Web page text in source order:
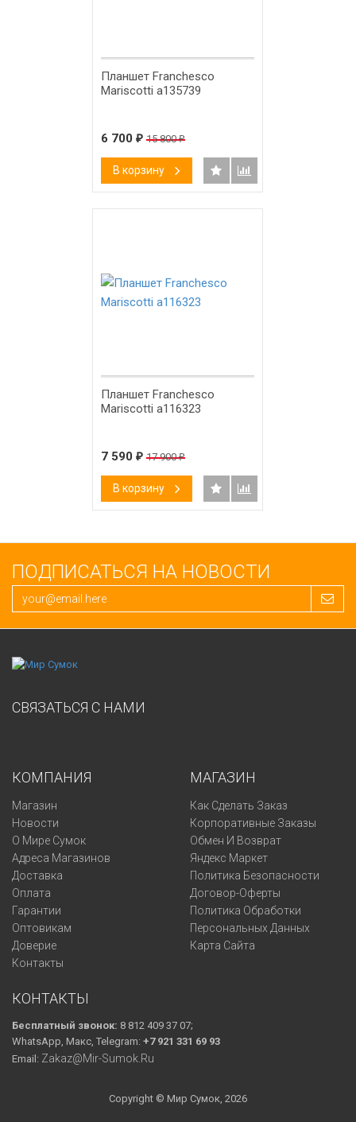
Планшет Franchesco
Mariscotti а135739
6 700 ₽ 15 800₽
В корзину
Планшет Franchesco
Mariscotti а116323
7 590 ₽ 17 900₽
В корзину
ПОДПИСАТЬСЯ НА НОВОСТИ
СВЯЗАТЬСЯ С НАМИ
КОМПАНИЯ
Магазин
Новости
О Мире Сумок
Адреса Магазинов
Доставка
Оплата
Гарантии
Оптовикам
Доверие
Контакты
МАГАЗИН
Как Сделать Заказ
Корпоративные Заказы
Обмен И Возврат
Яндекс Маркет
Политика Безопасности
Договор-Оферты
Политика Обработки
Персональных Данных
Карта Сайта
КОНТАКТЫ
Бесплатный звонок: 8 812 409 37 07;
WhatsApp, Макс, Telegram: +7 921 331 69 93
Email: Zakaz@mir-Sumok.ru
Copyright © Мир Сумок, 2026